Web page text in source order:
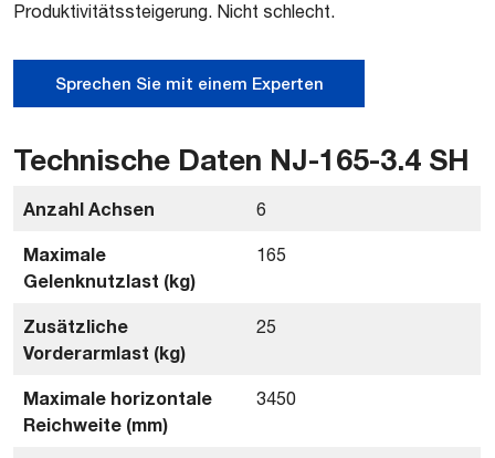
Produktivitätssteigerung. Nicht schlecht.
Sprechen Sie mit einem Experten
Technische Daten NJ-165-3.4 SH
Anzahl Achsen 6
Maximale
Gelenknutzlast (kg)
165
Zusätzliche
Vorderarmlast (kg)
25
Maximale horizontale
Reichweite (mm)
3450